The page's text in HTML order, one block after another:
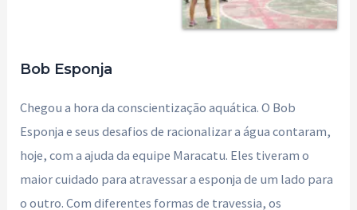
Bob Esponja
Chegou a hora da conscientização aquática. O Bob
Esponja e seus desafios de racionalizar a água contaram,
hoje, com a ajuda da equipe Maracatu. Eles tiveram o
maior cuidado para atravessar a esponja de um lado para
o outro. Com diferentes formas de travessia, os